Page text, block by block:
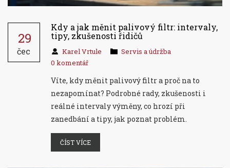
29
čec
Kdy a jak měnit palivový filtr: intervaly,
tipy, zkušenosti řidičů
Karel Vrtule
Servis a údržba
0 komentář
Víte, kdy měnit palivový filtr a proč na to
nezapomínat? Podrobné rady, zkušenosti i
reálné intervaly výměny, co hrozí při
zanedbání a tipy, jak poznat problém.
ČÍST VÍCE